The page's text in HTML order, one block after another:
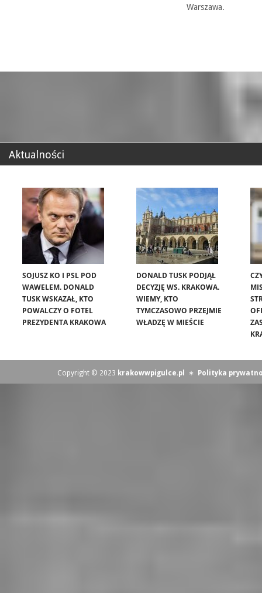
Warszawa.
Aktualności
SOJUSZ KO I PSL POD
WAWELEM. DONALD
TUSK WSKAZAŁ, KTO
POWALCZY O FOTEL
PREZYDENTA KRAKOWA
DONALD TUSK PODJĄŁ
DECYZJĘ WS. KRAKOWA.
WIEMY, KTO
TYMCZASOWO PRZEJMIE
WŁADZĘ W MIEŚCIE
Copyright © 2023 krakowwpigulce.pl ∗ Polityka